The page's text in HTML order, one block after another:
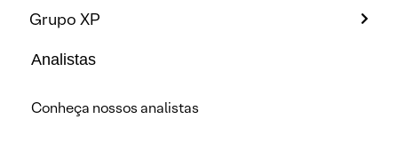
Grupo XP
Analistas
Conheça nossos analistas